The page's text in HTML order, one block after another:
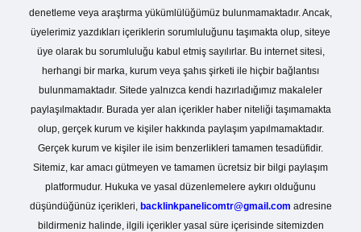
denetleme veya araştırma yükümlülüğümüz bulunmamaktadır. Ancak,
üyelerimiz yazdıkları içeriklerin sorumluluğunu taşımakta olup, siteye
üye olarak bu sorumluluğu kabul etmiş sayılırlar. Bu internet sitesi,
herhangi bir marka, kurum veya şahıs şirketi ile hiçbir bağlantısı
bulunmamaktadır. Sitede yalnızca kendi hazırladığımız makaleler
paylaşılmaktadır. Burada yer alan içerikler haber niteliği taşımamakta
olup, gerçek kurum ve kişiler hakkında paylaşım yapılmamaktadır.
Gerçek kurum ve kişiler ile isim benzerlikleri tamamen tesadüfidir.
Sitemiz, kar amacı gütmeyen ve tamamen ücretsiz bir bilgi paylaşım
platformudur. Hukuka ve yasal düzenlemelere aykırı olduğunu
düşündüğünüz içerikleri, backlinkpanelicomtr@gmail.com adresine
bildirmeniz halinde, ilgili içerikler yasal süre içerisinde sitemizden